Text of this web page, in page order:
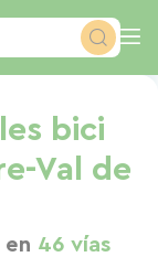
bici
Val de
46 vías